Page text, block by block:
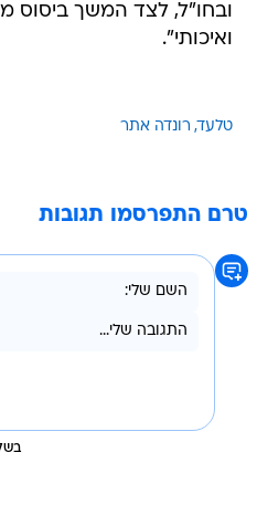
ובחו"ל, לצד המשך ביסוס
ואיכותי".
טלעד רונדה אתר
טרם התפרסמו תגובות